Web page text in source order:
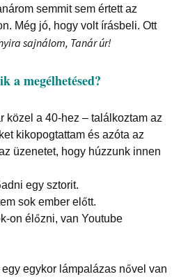
semmit sem értett az
Még jó, hogy volt írásbeli. Ott
sajnálom, Tanár úr!
a megélhetésed?
közel a 40-hez – találkoztam az
kikopogtattam és azóta az
üzenetet, hogy húzzunk innen
egy sztorit.
sok ember előtt.
on élőzni, van Youtube
egykor lámpalázas nővel van